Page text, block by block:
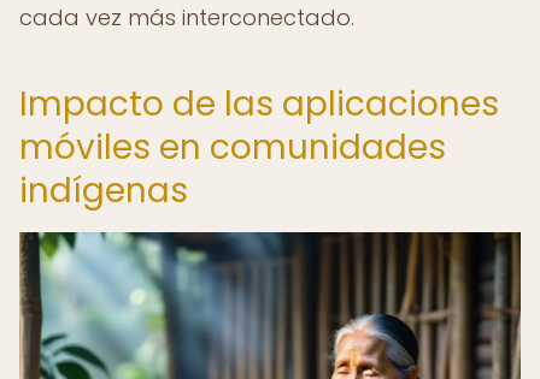
cada vez más interconectado.
Impacto de las aplicaciones
móviles en comunidades
indígenas